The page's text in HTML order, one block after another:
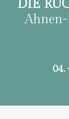
DIE
04.